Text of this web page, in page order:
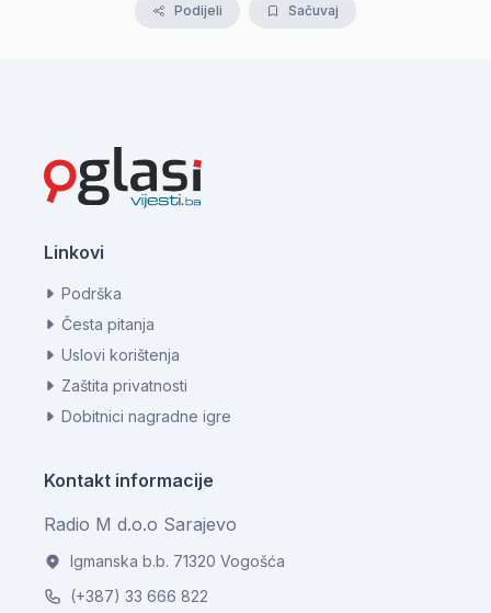
Podijeli Sačuvaj
Linkovi
Podrška
Česta pitanja
Uslovi korištenja
Zaštita privatnosti
Dobitnici nagradne igre
Kontakt informacije
Radio M d.o.o Sarajevo
Igmanska b.b. 71320 Vogošća
(+387) 33 666 822